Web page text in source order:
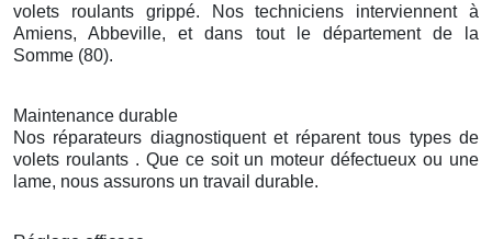
volets roulants grippé. Nos techniciens interviennent à
Amiens, Abbeville, et dans tout le département de la
Somme (80).
Maintenance durable
Nos réparateurs diagnostiquent et réparent tous types de
volets roulants . Que ce soit un moteur défectueux ou une
lame, nous assurons un travail durable.